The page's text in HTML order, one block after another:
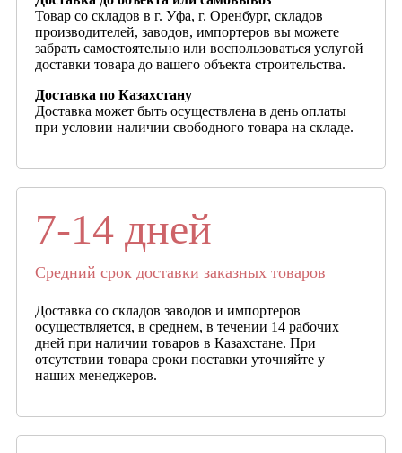
Товар со складов в г. Уфа, г. Оренбург, складов
производителей, заводов, импортеров вы можете
забрать самостоятельно или воспользоваться услугой
доставки товара до вашего объекта строительства.
Доставка по Казахстану
Доставка может быть осуществлена в день оплаты
при условии наличии свободного товара на складе.
7-14 дней
Средний срок доставки заказных товаров
Доставка со складов заводов и импортеров
осуществляется, в среднем, в течении 14 рабочих
дней при наличии товаров в Казахстане. При
отсутствии товара сроки поставки уточняйте у
наших менеджеров.